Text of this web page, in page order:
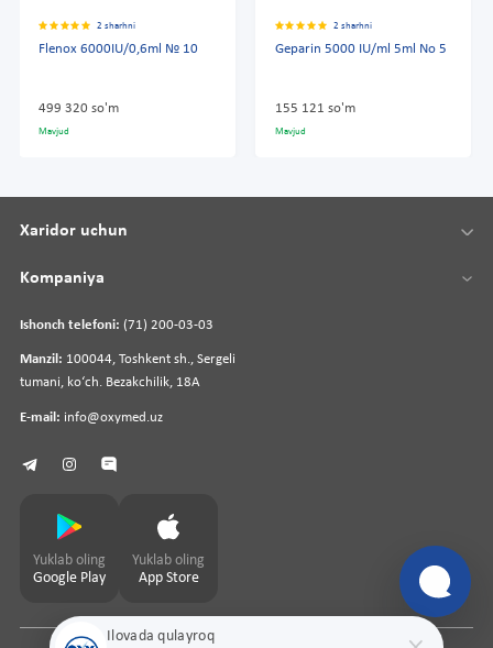
2 sharhni
Flenox 6000IU/0,6ml № 10
499 320 so'm
Mavjud
2 sharhni
Geparin 5000 IU/ml 5ml No 5
155 121 so'm
Mavjud
Ilovada qulayroq
Ishonch telefoni: (71) 200-03-03
Manzil: 100044, Toshkent sh., Sergeli
tumani, koʻch. Bezakchilik, 18A
E-mail: info@oxymed.uz
Xaridor uchun
Kompaniya
Yuklab oling
Google Play
Yuklab oling
App Store